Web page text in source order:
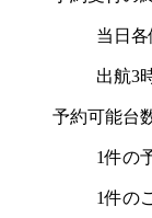
当日各
出航3
予約可能台
1件の
1件の